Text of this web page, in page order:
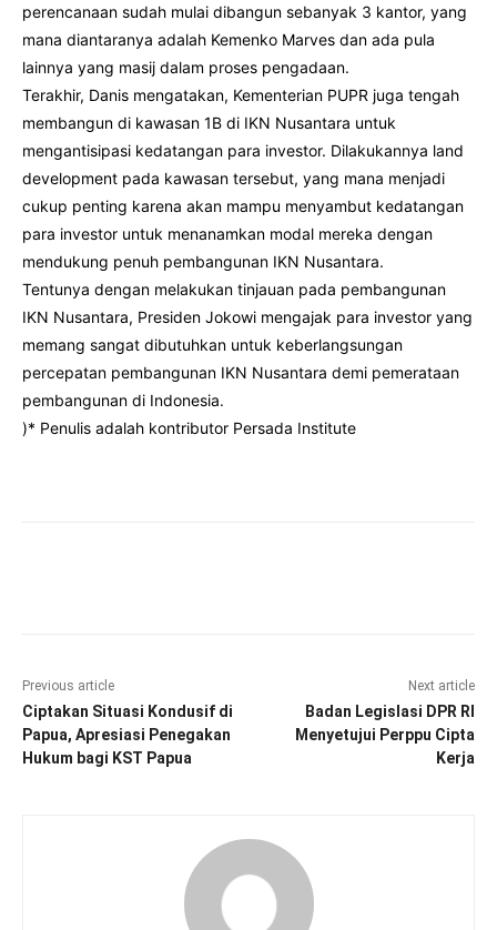
perencanaan sudah mulai dibangun sebanyak 3 kantor, yang
mana diantaranya adalah Kemenko Marves dan ada pula
lainnya yang masij dalam proses pengadaan.
Terakhir, Danis mengatakan, Kementerian PUPR juga tengah
membangun di kawasan 1B di IKN Nusantara untuk
mengantisipasi kedatangan para investor. Dilakukannya land
development pada kawasan tersebut, yang mana menjadi
cukup penting karena akan mampu menyambut kedatangan
para investor untuk menanamkan modal mereka dengan
mendukung penuh pembangunan IKN Nusantara.
Tentunya dengan melakukan tinjauan pada pembangunan
IKN Nusantara, Presiden Jokowi mengajak para investor yang
memang sangat dibutuhkan untuk keberlangsungan
percepatan pembangunan IKN Nusantara demi pemerataan
pembangunan di Indonesia.
)* Penulis adalah kontributor Persada Institute
Previous article
Ciptakan Situasi Kondusif di
Papua, Apresiasi Penegakan
Hukum bagi KST Papua
Next article
Badan Legislasi DPR RI
Menyetujui Perppu Cipta
Kerja